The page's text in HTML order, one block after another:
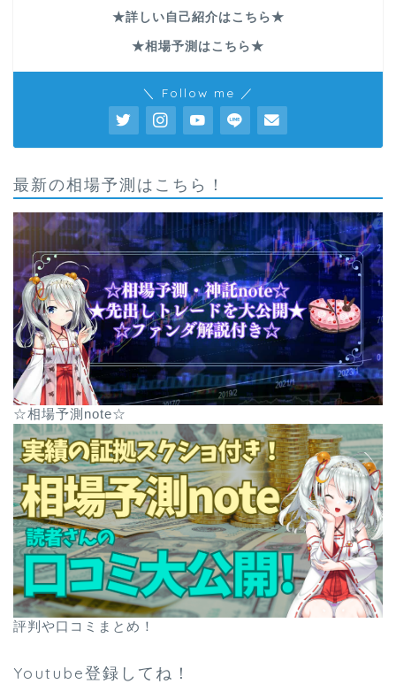
★詳しい自己紹介はこちら★
★相場予測はこちら★
＼ Follow me ／
最新の相場予測はこちら！
☆相場予測note☆
評判や口コミまとめ！
Youtube登録してね！